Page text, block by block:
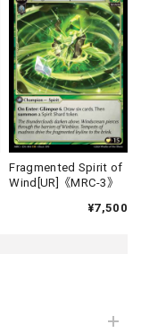
Fragmented Spirit of
Wind[UR]《MRC-3》
¥7,500